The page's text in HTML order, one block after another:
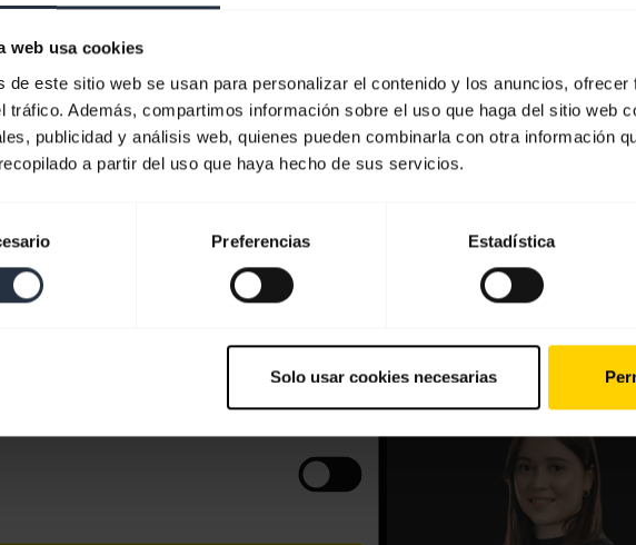
web usa cookies
de este sitio web se usan para personalizar el contenido y los anuncios,
tráfico. Además, compartimos información sobre el uso que haga del sitio web
publicidad y análisis web, quienes pueden combinarla con otra información
a partir del uso que haya hecho de sus servicios.
Preferencias Estadística
Solo usar cookies necesarias